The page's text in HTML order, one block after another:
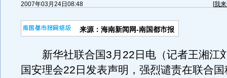
2007年03月24日08:48 [我
来源：海南新闻网-南国都市报
新华社联合国3月22日电（记者王湘江
国安理会22日发表声明，强烈谴责在联合